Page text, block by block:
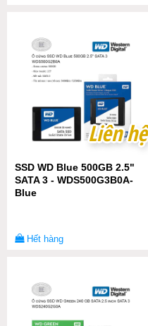
Liên hệ
Liên hệ
SSD WD Blue 500GB 2.5"
SATA 3 - WDS500G3B0A-
Blue
Hết hàng